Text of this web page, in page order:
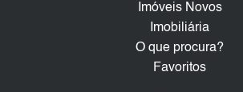
Imóveis Novos
Imobiliária
O que procura?
Favoritos